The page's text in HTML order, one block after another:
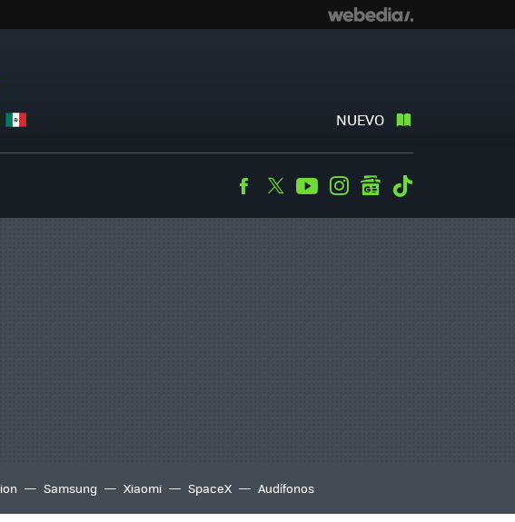
NUEVO
Facebook
TwitterYoutubeInstagramgooglenews
Samsung Xiaomi SpaceX Audífonos